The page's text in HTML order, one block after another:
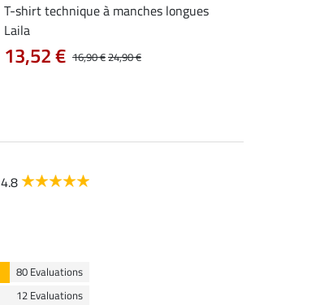
T-shirt technique à manches longues
Laila
16,90 €24,90 €
13,52 €
4.8
80 Evaluations
12 Evaluations